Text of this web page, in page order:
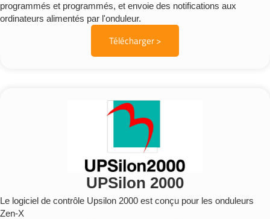
programmés et programmés, et envoie des notifications aux
ordinateurs alimentés par l'onduleur.
Télécharger >
UPSilon 2000
Le logiciel de contrôle Upsilon 2000 est conçu pour les onduleurs
Zen-X